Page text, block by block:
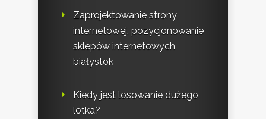
Zaprojektowanie strony
internetowej, pozycjonowanie
sklepów internetowych
białystok
Kiedy jest losowanie dużego
lotka?